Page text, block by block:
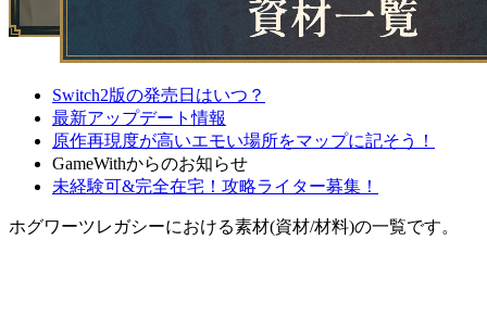
Switch2版の発売日はいつ？
最新アップデート情報
原作再現度が高いエモい場所をマップに記そう！
GameWithからのお知らせ
未経験可&完全在宅！攻略ライター募集！
ホグワーツレガシーにおける素材(資材/材料)の一覧です。